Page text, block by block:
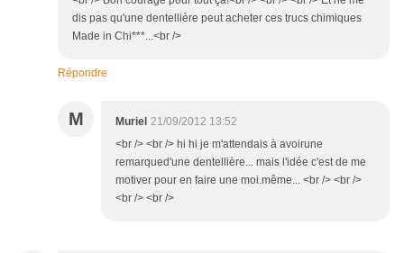
dis pas qu'une dentellière peut acheter ces trucs chimiques
Made in Chi***...<br />
Répondre
M Muriel 21/09/2012 13:52
<br /> <br /> hi hi je m'attendais à avoirune
remarqued'une dentellière... mais l'idée c'est de me
motiver pour en faire une moi.même... <br /> <br />
<br /> <br />